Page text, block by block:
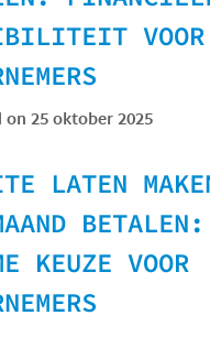
VOOR
on 25 oktober 2025
LATEN
KEUZE VOOR